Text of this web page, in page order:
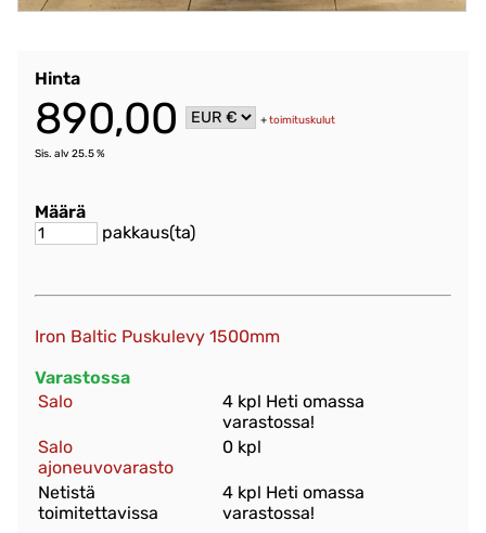
Hinta
890,00 +toimituskulut
Sis. alv 25.5 %
Määrä
pakkaus(ta)
Iron Baltic Puskulevy 1500mm
Varastossa
Salo
4 kpl Heti omassa
varastossa!
Salo
ajoneuvovarasto
0 kpl
Netistä
toimitettavissa
4 kpl Heti omassa
varastossa!